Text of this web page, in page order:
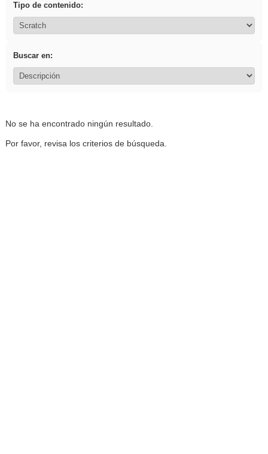
Tipo de contenido:
Buscar en:
No se ha encontrado ningún resultado.
Por favor, revisa los criterios de búsqueda.